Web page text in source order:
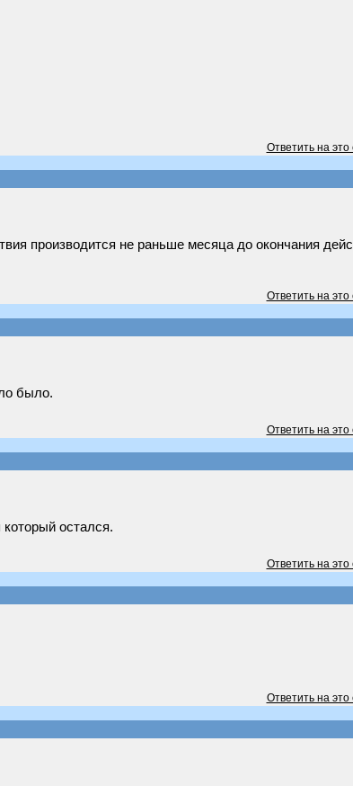
Ответить на
производится не раньше месяца до окончания
Ответить на
было.
Ответить на
остался.
Ответить на
Ответить на